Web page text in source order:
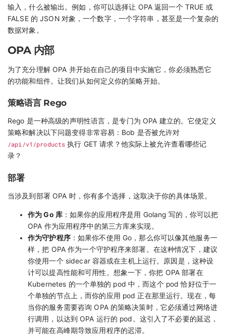
输入，什么被输出。例如，你可以选择让 OPA 返回一个 TRUE 或
FALSE 的 JSON 对象，一个数字，一个字符串，甚至是一个复杂的
数据对象。
OPA 内部
为了充分理解 OPA 并开始在自己的项目中实施它，你必须熟悉它
的功能和组件。让我们从如何定义你的策略开始。
策略语言 Rego
Rego 是一种高级的声明性语言，是专门为 OPA 建立的。它使定义
策略和解决以下问题变得非常容易：Bob 是否被允许对
/api/v1/products 执行 GET 请求？他实际上被允许查看哪些记
录？
部署
当涉及到部署 OPA 时，你有多个选择，这取决于你的具体场景。
作为 Go 库：如果你的应用程序是用 Golang 写的，你可以把
OPA 作为应用程序中的第三方库来实现。
作为守护程序：如果你不使用 Go，那么你可以像其他服务一
样，把 OPA 作为一个守护程序来部署。在这种情况下，建议
你使用一个 sidecar 容器或在主机上运行。原因是，这种设
计可以提高性能和可用性。想象一下，你把 OPA 部署在
Kubernetes 的一个单独的 pod 中，而这个 pod 恰好位于一
个单独的节点上，而你的应用 pod 正在那里运行。现在，每
当你的服务需要咨询 OPA 的策略决策时，它必须通过网络进
行调用，以达到 OPA 运行的 pod。这引入了不必要的延迟，
并可能在高峰期导致应用程序的迟滞。